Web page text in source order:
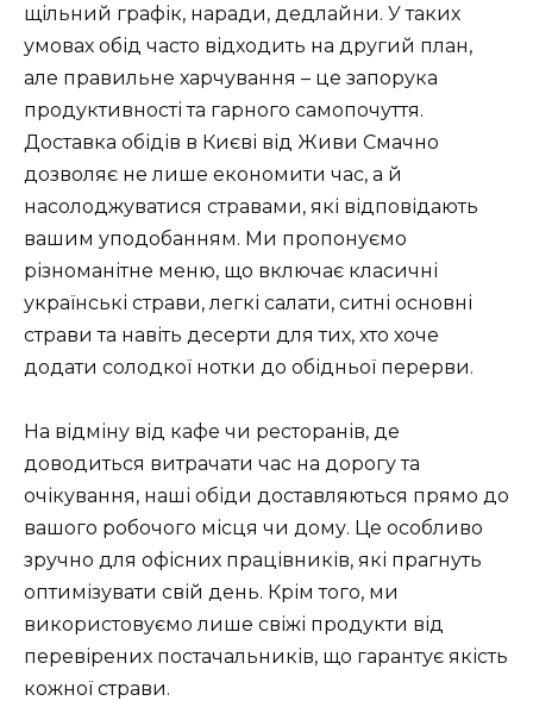
щільний графік, наради, дедлайни. У таких
умовах обід часто відходить на другий план,
але правильне харчування – це запорука
продуктивності та гарного самопочуття.
Доставка обідів в Києві від Живи Смачно
дозволяє не лише економити час, а й
насолоджуватися стравами, які відповідають
вашим уподобанням. Ми пропонуємо
різноманітне меню, що включає класичні
українські страви, легкі салати, ситні основні
страви та навіть десерти для тих, хто хоче
додати солодкої нотки до обідньої перерви.
На відміну від кафе чи ресторанів, де
доводиться витрачати час на дорогу та
очікування, наші обіди доставляються прямо до
вашого робочого місця чи дому. Це особливо
зручно для офісних працівників, які прагнуть
оптимізувати свій день. Крім того, ми
використовуємо лише свіжі продукти від
перевірених постачальників, що гарантує якість
кожної страви.